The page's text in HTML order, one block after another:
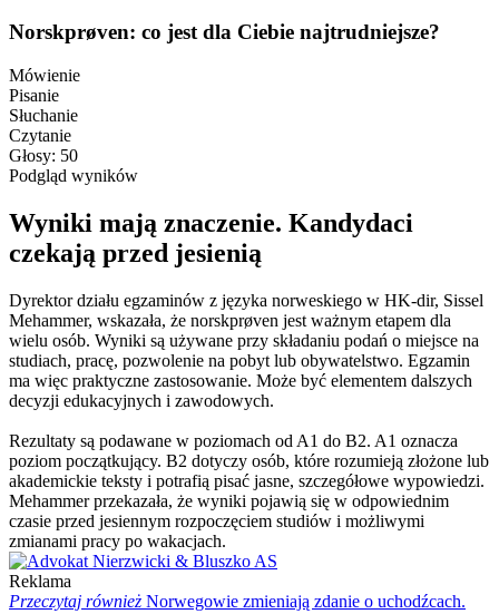
Norskprøven: co jest dla Ciebie najtrudniejsze?
Mówienie
Pisanie
Słuchanie
Czytanie
Głosy: 50
Podgląd wyników
Wyniki mają znaczenie. Kandydaci
czekają przed jesienią
Dyrektor działu egzaminów z języka norweskiego w HK-dir, Sissel
Mehammer, wskazała, że norskprøven jest ważnym etapem dla
wielu osób. Wyniki są używane przy składaniu podań o miejsce na
studiach, pracę, pozwolenie na pobyt lub obywatelstwo. Egzamin
ma więc praktyczne zastosowanie. Może być elementem dalszych
decyzji edukacyjnych i zawodowych.
Rezultaty są podawane w poziomach od A1 do B2. A1 oznacza
poziom początkujący. B2 dotyczy osób, które rozumieją złożone lub
akademickie teksty i potrafią pisać jasne, szczegółowe wypowiedzi.
Mehammer przekazała, że wyniki pojawią się w odpowiednim
czasie przed jesiennym rozpoczęciem studiów i możliwymi
zmianami pracy po wakacjach.
Reklama
Przeczytaj również Norwegowie zmieniają zdanie o uchodźcach.